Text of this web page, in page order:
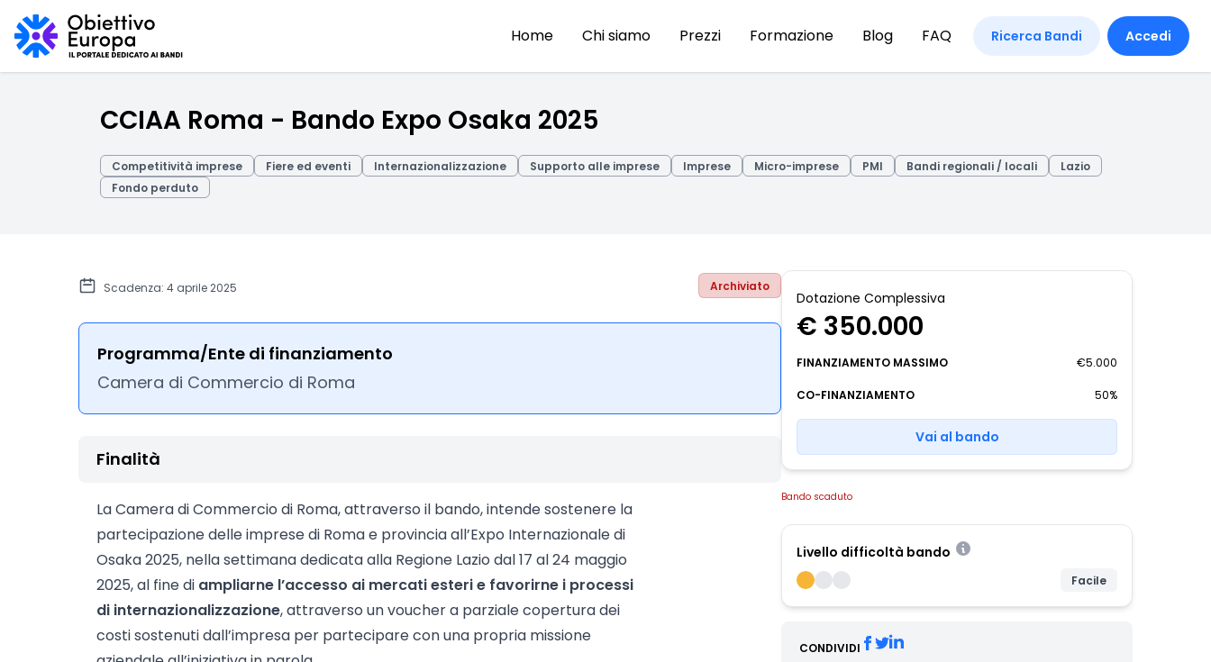
Home Chi siamo Prezzi Formazione Blog FAQ Ricerca Bandi Accedi
CCIAA Roma - Bando Expo Osaka 2025
Competitività imprese Fiere ed eventi Internazionalizzazione Supporto alle imprese Imprese Micro-imprese PMI Bandi regionali / locali
Lazio
Fondo perduto
Scadenza: 4 aprile 2025 Archiviato
Programma/Ente di finanziamento
Camera di Commercio di Roma
Finalità
La Camera di Commercio di Roma, attraverso il bando, intende sostenere la
partecipazione delle imprese di Roma e provincia all’Expo Internazionale di
Osaka 2025, nella settimana dedicata alla Regione Lazio dal 17 al 24 maggio
2025, al fine di ampliarne l’accesso ai mercati esteri e favorirne i processi
di internazionalizzazione, attraverso un voucher a parziale copertura dei
costi sostenuti dall’impresa per partecipare con una propria missione
Dotazione Complessiva
€ 350.000
FINANZIAMENTO MASSIMO €5.000
CO-FINANZIAMENTO 50%
Vai al bando
Bando scaduto
Livello difficoltà bando
Facile
CONDIVIDI